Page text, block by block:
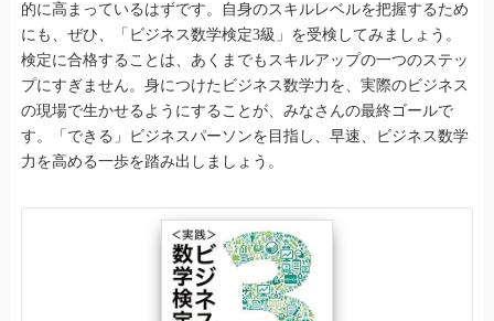
的に高まっているはずです。自身のスキルレベルを把握するため
にも、ぜひ、「ビジネス数学検定3級」を受検してみましょう。
検定に合格することは、あくまでもスキルアップの一つのステッ
プにすぎません。身につけたビジネス数学力を、実際のビジネス
の現場で生かせるようにすることが、みなさんの最終ゴールで
す。「できる」ビジネスパーソンを目指し、早速、ビジネス数学
力を高める一歩を踏み出しましょう。